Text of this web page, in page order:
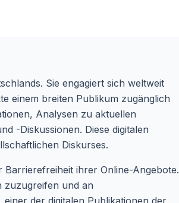
Sie engagiert sich weltweit
einem breiten Publikum zugänglich
Analysen zu aktuellen
-Diskussionen. Diese digitalen
Diskurses.
Barrierefreiheit ihrer Online-Angebote.
zuzugreifen und an
, einer der digitalen Publikationen der